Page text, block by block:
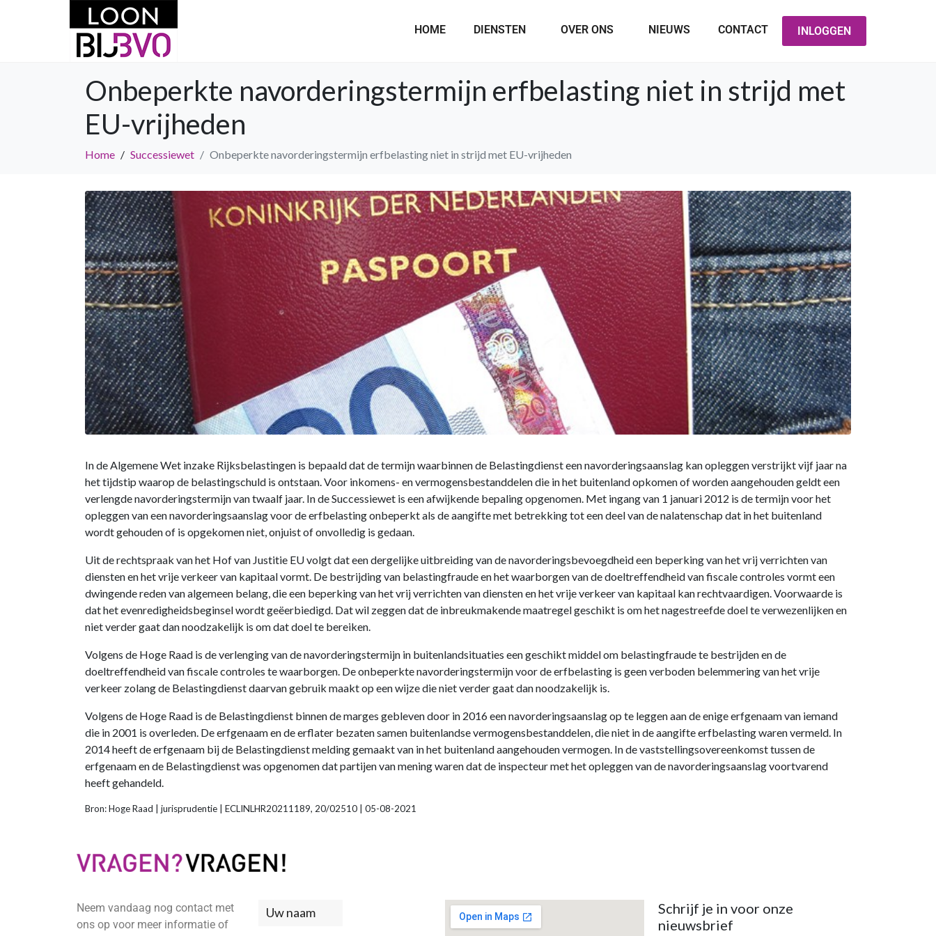
HOME DIENSTEN OVER ONS NIEUWS CONTACT INLOGGEN
Onbeperkte navorderingstermijn erfbelasting niet in strijd met
EU-vrijheden
Home Successiewet Onbeperkte navorderingstermijn erfbelasting niet in strijd met EU-vrijheden
In de Algemene Wet inzake Rijksbelastingen is bepaald dat de termijn waarbinnen de Belastingdienst een navorderingsaanslag kan opleggen verstrijkt vijf jaar na
het tijdstip waarop de belastingschuld is ontstaan. Voor inkomens- en vermogensbestanddelen die in het buitenland opkomen of worden aangehouden geldt een
verlengde navorderingstermijn van twaalf jaar. In de Successiewet is een afwijkende bepaling opgenomen. Met ingang van 1 januari 2012 is de termijn voor het
opleggen van een navorderingsaanslag voor de erfbelasting onbeperkt als de aangifte met betrekking tot een deel van de nalatenschap dat in het buitenland
wordt gehouden of is opgekomen niet, onjuist of onvolledig is gedaan.
Uit de rechtspraak van het Hof van Justitie EU volgt dat een dergelijke uitbreiding van de navorderingsbevoegdheid een beperking van het vrij verrichten van
diensten en het vrije verkeer van kapitaal vormt. De bestrijding van belastingfraude en het waarborgen van de doeltreffendheid van fiscale controles vormt een
dwingende reden van algemeen belang, die een beperking van het vrij verrichten van diensten en het vrije verkeer van kapitaal kan rechtvaardigen. Voorwaarde is
dat het evenredigheidsbeginsel wordt geëerbiedigd. Dat wil zeggen dat de inbreukmakende maatregel geschikt is om het nagestreefde doel te verwezenlijken en
niet verder gaat dan noodzakelijk is om dat doel te bereiken.
Volgens de Hoge Raad is de verlenging van de navorderingstermijn in buitenlandsituaties een geschikt middel om belastingfraude te bestrijden en de
doeltreffendheid van fiscale controles te waarborgen. De onbeperkte navorderingstermijn voor de erfbelasting is geen verboden belemmering van het vrije
verkeer zolang de Belastingdienst daarvan gebruik maakt op een wijze die niet verder gaat dan noodzakelijk is.
Volgens de Hoge Raad is de Belastingdienst binnen de marges gebleven door in 2016 een navorderingsaanslag op te leggen aan de enige erfgenaam van iemand
die in 2001 is overleden. De erfgenaam en de erflater bezaten samen buitenlandse vermogensbestanddelen, die niet in de aangifte erfbelasting waren vermeld. In
2014 heeft de erfgenaam bij de Belastingdienst melding gemaakt van in het buitenland aangehouden vermogen. In de vaststellingsovereenkomst tussen de
erfgenaam en de Belastingdienst was opgenomen dat partijen van mening waren dat de inspecteur met het opleggen van de navorderingsaanslag voortvarend
heeft gehandeld.
Bron: Hoge Raad | jurisprudentie | ECLINLHR20211189, 20/02510 | 05-08-2021
Neem vandaag nog contact met
ons op voor meer informatie of
Neem
Schrijf je in voor onze
nieuwsbrief